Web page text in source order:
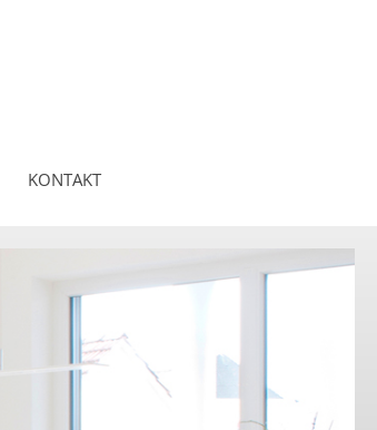
KONTAKT